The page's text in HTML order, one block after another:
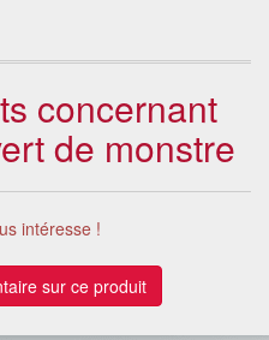
concernant
de monstre
intéresse !
sur ce produit